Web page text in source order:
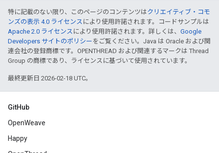
特に記載のない限り、このページのコンテンツはクリエイティブ・コモ
ンズの表示 4.0 ライセンス により使用許諾されます。コードサンプルは
Apache 2.0 ライセンス により使用許諾されます。詳しくは、 Google
Developers サイトのポリシー をご覧ください。Java は Oracle および関
連会社の登録商標です。OPENTHREAD および関連するマークは Thread
Group の商標であり、ライセンスに基づいて使用されています。
最終更新日 2026-02-18 UTC。
GitHub
OpenWeave
Happy